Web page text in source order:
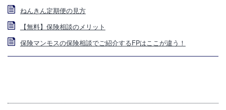
ねんきん定期便の見方
【無料】保険相談のメリット
保険マンモスの保険相談でご紹介するFPはここが違う！